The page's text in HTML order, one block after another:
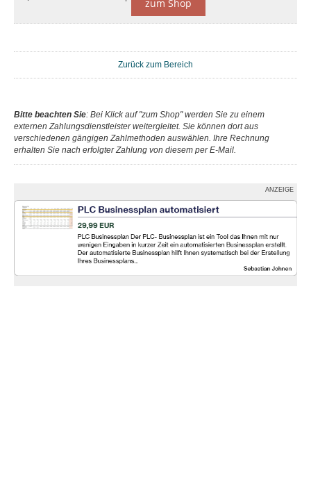
zum Shop
Zurück zum Bereich
Bitte beachten Sie: Bei Klick auf "zum Shop" werden Sie zu einem
externen Zahlungsdienstleister weitergleitet. Sie können dort aus
verschiedenen gängigen Zahlmethoden auswählen. Ihre Rechnung
erhalten Sie nach erfolgter Zahlung von diesem per E-Mail.
ANZEIGE